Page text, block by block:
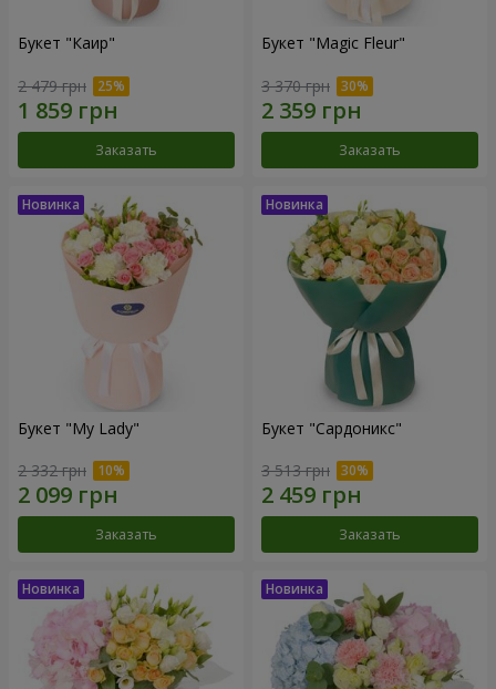
Букет "Каир"
2 479 грн
Заказать
Букет "Magic Fleur"
3 370 грн
Заказать
Букет "My Lady"
2 332 грн
Заказать
Букет "Сардоникс"
3 513 грн
Заказать